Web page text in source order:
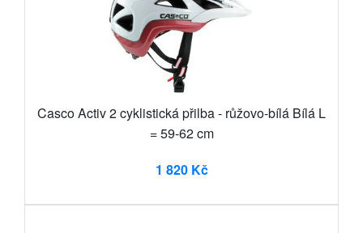
Casco Activ 2 cyklistická přilba - růžovo-bílá Bílá L
= 59-62 cm
1 820 Kč